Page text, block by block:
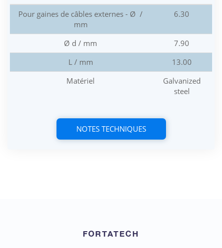
Pour gaines de câbles externes - Ø /
mm
6.30
Ø d / mm
7.90
L / mm
13.00
Matériel
Galvanized
steel
NOTES TECHNIQUES
FORTATECH